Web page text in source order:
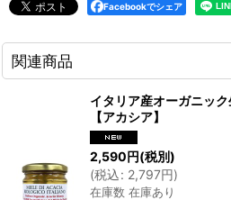
Facebookでシェア
関連商品
イタリア産オーガニッ
【アカシア】
2,590円(税別)
(税込: 2,797円)
在庫数 在庫あり